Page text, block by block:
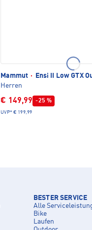
Mammut ·
Ensi II Low GTX
Herren
€ 149,99 -25 %
UVP* € 199,99
BESTER SERVICE
Alle
Bike
Laufen